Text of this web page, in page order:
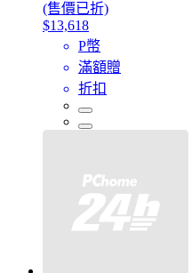
(售價已折)
$13,618
P幣
滿額贈
折扣